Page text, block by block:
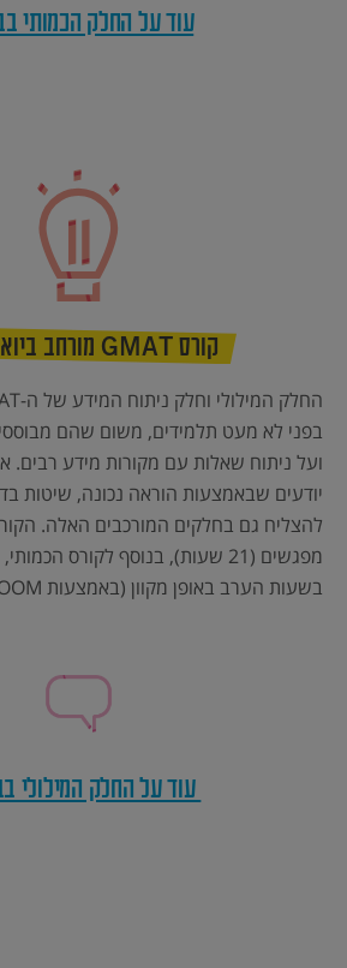
עוד על החלק הכמותי
קורס GMAT מורחב ביואל גבע
בפני לא מעט תלמידים, משום שהם
ועל ניתוח שאלות עם מקורות מידע רבים.
יודעים שבאמצעות הוראה נכונה, שיטות
מפגשים (21 שעות), בנוסף לקורס
בשעות הערב באופן מקוון (באמצעות ZOOM).
עוד על החלק המילולי